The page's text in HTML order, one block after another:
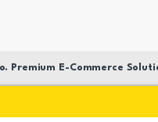
Premium E-Commerce